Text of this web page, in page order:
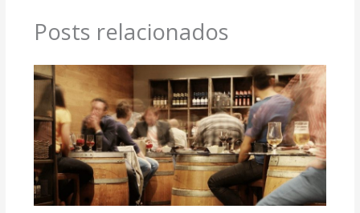
Posts relacionados